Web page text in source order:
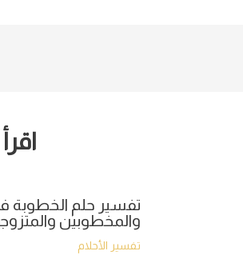
تفسير حلم الخطوبة في
والمخطوبين
تفسير الأحلام